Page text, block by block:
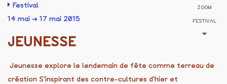
Festival
14 mai → 17 mai 2015
ZOOM
FESTIVAL
JEUNESSE
Jeunesse explore le lendemain de fête comme terreau de
création S'inspirant des contre-cultures d'hier et